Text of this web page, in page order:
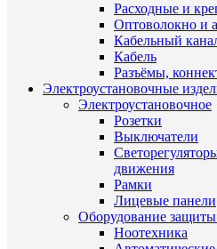
Расходные и
Оптоволокно и
Кабельный
Кабель
Разъёмы,
Электроустановочные
Электроустановочное
Розетки
Выключатели
движения
Рамки
Лицевые панели
Оборудование
Ноотехника